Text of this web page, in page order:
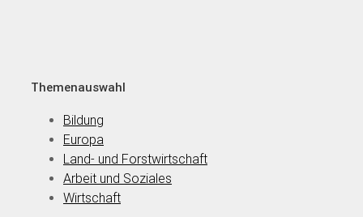
Themenauswahl
Bildung
Europa
Land- und Forstwirtschaft
Arbeit und Soziales
Wirtschaft